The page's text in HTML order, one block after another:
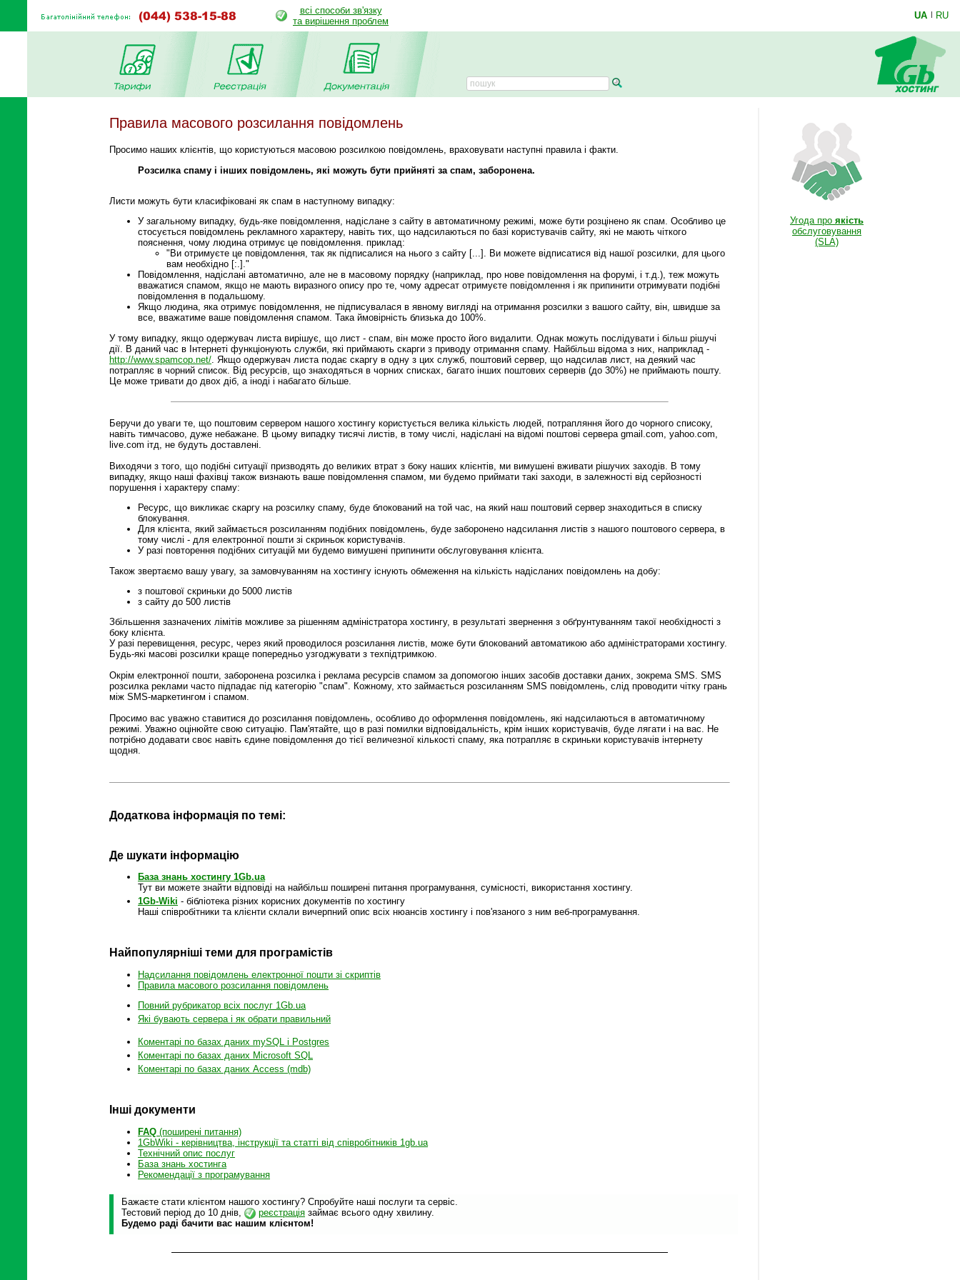
всі способи зв'язку
та вирішення проблем
UA | RU
Правила масового розсилання повідомлень
Просимо наших клієнтів, що користуються масовою розсилкою повідомлень, враховувати наступні правила і факти.
Розсилка спаму і інших повідомлень, які можуть бути прийняті за спам, заборонена.
Листи можуть бути класифіковані як спам в наступному випадку:
У загальному випадку, будь-яке повідомлення, надіслане з сайту в автоматичному режимі, може бути розцінено як спам. Особливо це
стосується повідомлень рекламного характеру, навіть тих, що надсилаються по базі користувачів сайту, які не мають чіткого
пояснення, чому людина отримує це повідомлення. приклад:
"Ви отримуєте це повідомлення, так як підписалися на нього з сайту [...]. Ви можете відписатися від нашої розсилки, для цього
вам необхідно [:.]."
Повідомлення, надіслані автоматично, але не в масовому порядку (наприклад, про нове повідомлення на форумі, і т.д.), теж можуть
вважатися спамом, якщо не мають виразного опису про те, чому адресат отримуєте повідомлення і як припинити отримувати подібні
повідомлення в подальшому.
Якщо людина, яка отримує повідомлення, не підписувалася в явному вигляді на отримання розсилки з вашого сайту, він, швидше за
все, вважатиме ваше повідомлення спамом. Така ймовірність близька до 100%.
У тому випадку, якщо одержувач листа вирішує, що лист - спам, він може просто його видалити. Однак можуть послідувати і більш рішучі
дії. В даний час в Інтернеті функціонують служби, які приймають скарги з приводу отримання спаму. Найбільш відома з них, наприклад -
http://www.spamcop.net/ . Якщо одержувач листа подає скаргу в одну з цих служб, поштовий сервер, що надсилав лист, на деякий час
потрапляє в чорний список. Від ресурсів, що знаходяться в чорних списках, багато інших поштових серверів (до 30%) не приймають пошту.
Це може тривати до двох діб, а іноді і набагато більше.
Беручи до уваги те, що поштовим сервером нашого хостингу користується велика кількість людей, потрапляння його до чорного списоку,
навіть тимчасово, дуже небажане. В цьому випадку тисячі листів, в тому числі, надіслані на відомі поштові сервера gmail.com, yahoo.com,
live.com ітд, не будуть доставлені.
Виходячи з того, що подібні ситуації призводять до великих втрат з боку наших клієнтів, ми вимушені вживати рішучих заходів. В тому
випадку, якщо наші фахівці також визнають ваше повідомлення спамом, ми будемо приймати такі заходи, в залежності від серйозності
порушення і характеру спаму:
Ресурс, що викликає скаргу на розсилку спаму, буде блокований на той час, на який наш поштовий сервер знаходиться в списку
блокування.
Для клієнта, який займається розсиланням подібних повідомлень, буде заборонено надсилання листів з нашого поштового сервера, в
тому числі - для електронної пошти зі скриньок користувачів.
У разі повторення подібних ситуацій ми будемо вимушені припинити обслуговування клієнта.
Також звертаємо вашу увагу, за замовчуванням на хостингу існують обмеження на кількість надісланих повідомлень на добу:
з поштової скриньки до 5000 листів
з сайту до 500 листів
Збільшення зазначених лімітів можливе за рішенням адміністратора хостингу, в результаті звернення з обґрунтуванням такої необхідності з
боку клієнта.
У разі перевищення, ресурс, через який проводилося розсилання листів, може бути блокований автоматикою або адміністраторами хостингу.
Будь-які масові розсилки краще попередньо узгоджувати з техпідтримкою.
Окрім електронної пошти, заборонена розсилка і реклама ресурсів спамом за допомогою інших засобів доставки даних, зокрема SMS. SMS
розсилка реклами часто підпадає під категорію "спам". Кожному, хто займається розсиланням SMS повідомлень, слід проводити чітку грань
між SMS-маркетингом і спамом.
Просимо вас уважно ставитися до розсилання повідомлень, особливо до оформлення повідомлень, які надсилаються в автоматичному
режимі. Уважно оцінюйте свою ситуацію. Пам'ятайте, що в разі помилки відповідальність, крім інших користувачів, буде лягати і на вас. Не
потрібно додавати своє навіть єдине повідомлення до тієї величезної кількості спаму, яка потрапляє в скриньки користувачів інтернету
щодня.
Додаткова інформація по темі:
Де шукати інформацію
База знань хостингу 1Gb.ua
Тут ви можете знайти відповіді на найбільш поширені питання програмування, сумісності, використання хостингу.
1Gb-Wiki - бібліотека різних корисних документів по хостингу
Наші співробітники та клієнти склали вичерпний опис всіх нюансів хостингу і пов'язаного з ним веб-програмування.
Найпопулярніші теми для програмістів
Надсилання повідомлень електронної пошти зі скриптів
Правила масового розсилання повідомлень
Повний рубрикатор всіх послуг 1Gb.ua
Які бувають сервера і як обрати правильний
Коментарі по базах даних mySQL і Postgres
Коментарі по базах даних Microsoft SQL
Коментарі по базах даних Access (mdb)
Інші документи
FAQ (поширені питання)
1GbWiki - керівництва, інструкції та статті від співробітників 1gb.ua
Технічний опис послуг
База знань хостинга
Рекомендації з програмування
Бажаєте стати клієнтом нашого хостингу? Спробуйте наші послуги та сервіс.
Тестовий період до 10 днів,
реєстрація займає всього одну хвилину.
Будемо раді бачити вас нашим клієнтом!
Угода про якість
обслуговування
(SLA)